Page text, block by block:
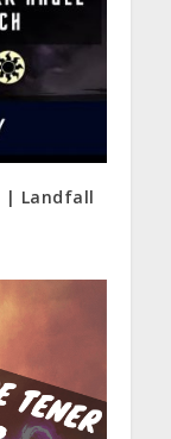
| Landfall